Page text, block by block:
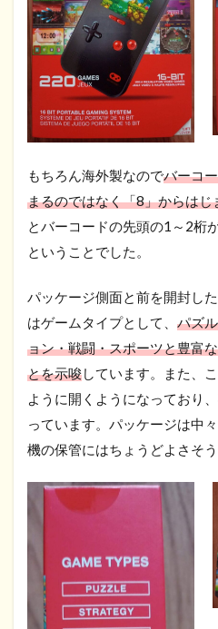
もちろん海外製なのでバーコ
まるのではなく「8」からはじ
とバーコードの先頭の1～2桁
ということでした。
パッケージ側面と前を開封し
はゲームタイプとして、 パズ
ョン・戦闘・スポーツと豊富
とを示唆しています。また、
ように開くようになっており
っています。パッケージは中
機の保管にはちょうどよさそう